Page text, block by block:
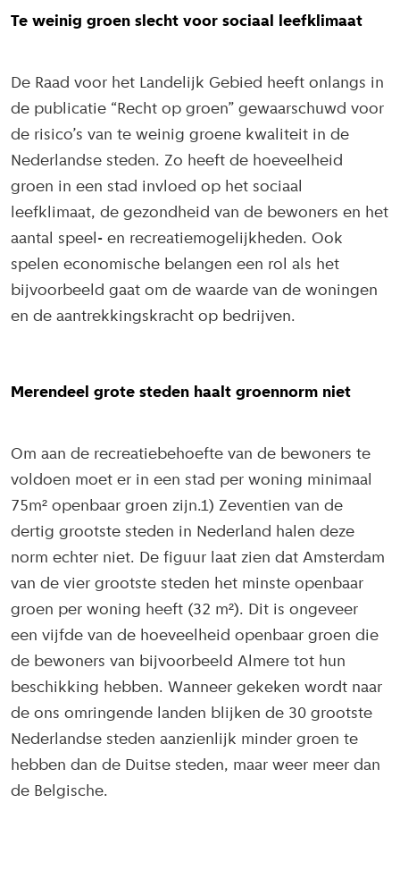
Te weinig groen slecht voor sociaal leefklimaat
De Raad voor het Landelijk Gebied heeft onlangs in
de publicatie “Recht op groen” gewaarschuwd voor
de risico’s van te weinig groene kwaliteit in de
Nederlandse steden. Zo heeft de hoeveelheid
groen in een stad invloed op het sociaal
leefklimaat, de gezondheid van de bewoners en het
aantal speel- en recreatiemogelijkheden. Ook
spelen economische belangen een rol als het
bijvoorbeeld gaat om de waarde van de woningen
en de aantrekkingskracht op bedrijven.
Merendeel grote steden haalt groennorm niet
Om aan de recreatiebehoefte van de bewoners te
voldoen moet er in een stad per woning minimaal
75m² openbaar groen zijn.1) Zeventien van de
dertig grootste steden in Nederland halen deze
norm echter niet. De figuur laat zien dat Amsterdam
van de vier grootste steden het minste openbaar
groen per woning heeft (32 m²). Dit is ongeveer
een vijfde van de hoeveelheid openbaar groen die
de bewoners van bijvoorbeeld Almere tot hun
beschikking hebben. Wanneer gekeken wordt naar
de ons omringende landen blijken de 30 grootste
Nederlandse steden aanzienlijk minder groen te
hebben dan de Duitse steden, maar weer meer dan
de Belgische.